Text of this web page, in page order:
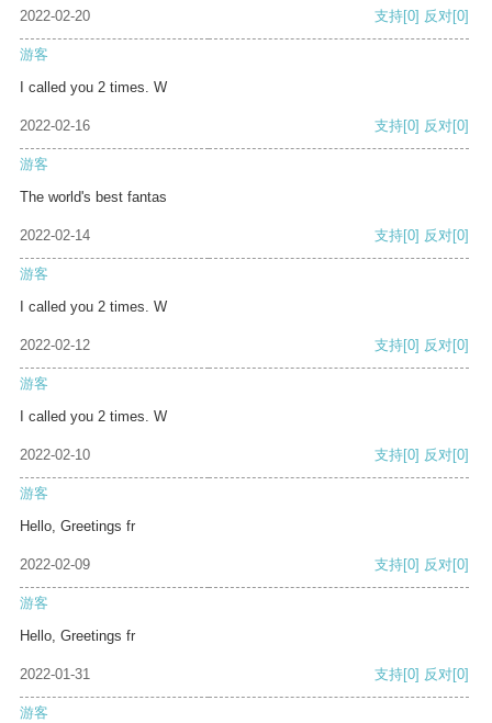
2022-02-20 支持[0] 反对[0]
游客
I called you 2 times. W
2022-02-16 支持[0] 反对[0]
游客
The world's best fantas
2022-02-14 支持[0] 反对[0]
游客
I called you 2 times. W
2022-02-12 支持[0] 反对[0]
游客
I called you 2 times. W
2022-02-10 支持[0] 反对[0]
游客
Hello, Greetings fr
2022-02-09 支持[0] 反对[0]
游客
Hello, Greetings fr
2022-01-31 支持[0] 反对[0]
游客